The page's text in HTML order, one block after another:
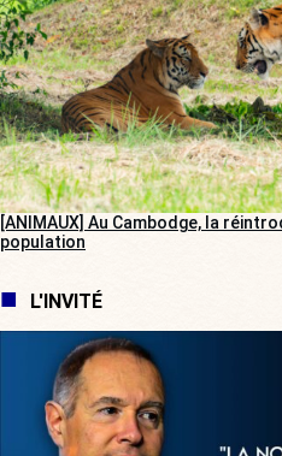
[ANIMAUX] Au Cambodge, la
population
L'INVITÉ